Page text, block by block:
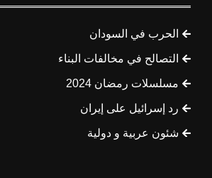
الحرب في السودان
التصالح في مخالفات البناء
مسلسلات رمضان 2024
رد إسرائيل على إيران
شئون عربية و دولية